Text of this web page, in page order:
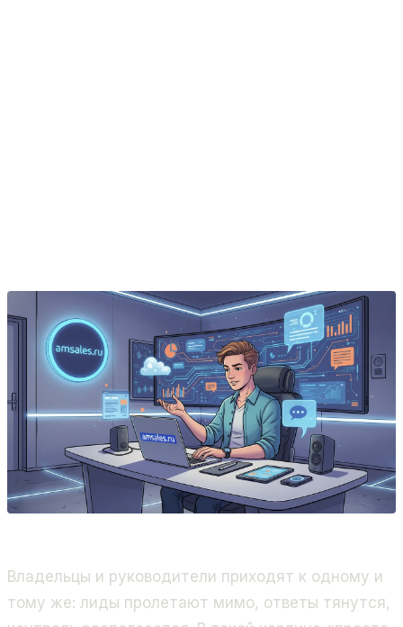
Владельцы и руководители приходят к одному и
тому же: лиды пролетают мимо, ответы тянутся,